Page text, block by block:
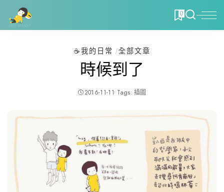
0
☕️我的日常 全部文章
時候到了
2016-11-11 Tags: 插圖